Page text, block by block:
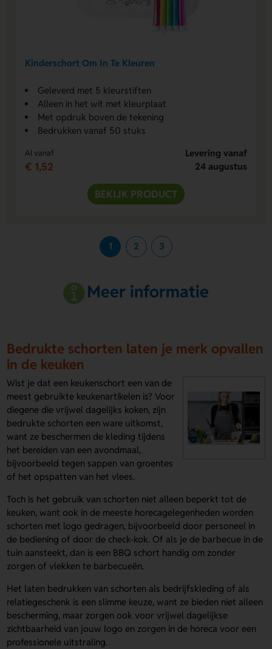
Kinderschort Om In Te Kleuren
Geleverd met 5 kleurstiften
Alleen in het wit met kleurplaat
Met opdruk boven de tekening
Bedrukken vanaf 50 stuks
Al vanaf
€ 1,52
Levering vanaf
24 augustus
BEKIJK PRODUCT
1 2 3
Meer informatie
Bedrukte schorten laten je merk opvallen
in de keuken
Wist je dat een keukenschort een van de
meest gebruikte keukenartikelen is? Voor
diegene die vrijwel dagelijks koken, zijn
bedrukte schorten een ware uitkomst,
want ze beschermen de kleding tijdens
het bereiden van een avondmaal,
bijvoorbeeld tegen sappen van groentes
of het opspatten van het vlees.
Toch is het gebruik van schorten niet alleen beperkt tot de
keuken, want ook in de meeste horecagelegenheden worden
schorten met logo gedragen, bijvoorbeeld door personeel in
de bediening of door de check-kok. Of als je de barbecue in de
tuin aansteekt, dan is een BBQ schort handig om zonder
zorgen of vlekken te barbecueën.
Het laten bedrukken van schorten als bedrijfskleding of als
relatiegeschenk is een slimme keuze, want ze bieden niet alleen
bescherming, maar zorgen ook voor vrijwel dagelijkse
zichtbaarheid van jouw logo en zorgen in de horeca voor een
professionele uitstraling.